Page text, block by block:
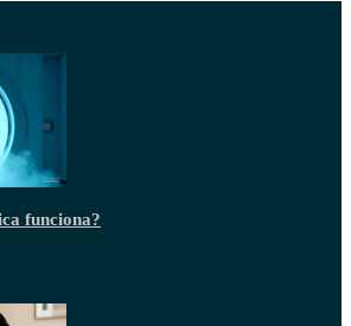
funciona?